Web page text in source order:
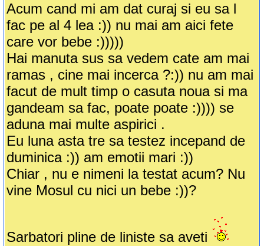
Acum cand mi am dat curaj si eu sa l
fac pe al 4 lea :)) nu mai am aici fete
care vor bebe :)))))
Hai manuta sus sa vedem cate am mai
ramas , cine mai incerca ?:)) nu am mai
facut de mult timp o casuta noua si ma
gandeam sa fac, poate poate :)))) se
aduna mai multe aspirici .
Eu luna asta tre sa testez incepand de
duminica :)) am emotii mari :))
Chiar , nu e nimeni la testat acum? Nu
vine Mosul cu nici un bebe :))?
Sarbatori pline de liniste sa aveti